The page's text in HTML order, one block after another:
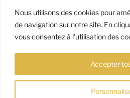
Nous utilisons des cookies pour
de navigation sur notre site. En
vous consentez à l'utilisation des
Accepter
Photos
Fièrement propulsé par WordPress